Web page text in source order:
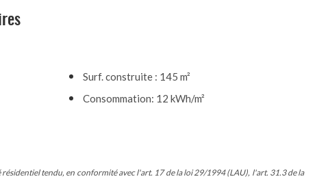
Surf. construite : 145 m²
Consommation: 12 kWh/m²
résidentiel tendu, en conformité avec l'art. 17 de la loi 29/1994 (LAU), l'art. 31.3 de la